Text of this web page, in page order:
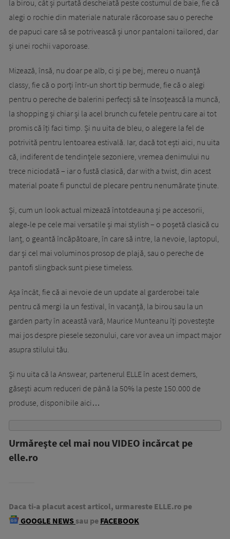
la birou, cât și purtată descheiată peste costumul de baie, fie că
alegi o rochie din materiale naturale răcoroase sau o pereche
de papuci care să se potrivească și unor pantaloni tailored, dar
și unei rochii vaporoase.
Mizează, însă, nu doar pe alb, ci și pe bej, mereu o nuanță
classy, fie că o porți într-un short tip bermude, fie că o alegi
pentru o pereche de balerini perfecți să te însoțească la muncă,
la shopping și chiar și la acel brunch cu fetele pentru care ai tot
promis că îți faci timp. Și nu uita de bleu, o alegere la fel de
potrivită pentru lentoarea estivală. Iar, dacă tot ești aici, nu uita
că, indiferent de tendințele sezoniere, vremea denimului nu
trece niciodată – iar o fustă clasică, dar with a twist, din acest
material poate fi punctul de plecare pentru nenumărate ținute.
Și, cum un look actual mizează întotdeauna și pe accesorii,
alege-le pe cele mai versatile și mai stylish – o poșetă clasică cu
lanț, o geantă încăpătoare, în care să intre, la nevoie, laptopul,
dar și cel mai voluminos prosop de plajă, sau o pereche de
pantofi slingback sunt piese timeless.
Așa încât, fie că ai nevoie de un update al garderobei tale
pentru că mergi la un festival, în vacanță, la birou sau la un
garden party în această vară, Maurice Munteanu îți povestește
mai jos despre piesele sezonului, care vor avea un impact major
asupra stilului tău.
Și nu uita că la Answear, partenerul ELLE în acest demers,
găsești acum reduceri de până la 50% la peste 150.000 de
produse, disponibile aici…
Urmăreşte cel mai nou VIDEO incărcat pe
elle.ro
Daca ti-a placut acest articol, urmareste ELLE.ro pe
GOOGLE NEWS sau pe FACEBOOK